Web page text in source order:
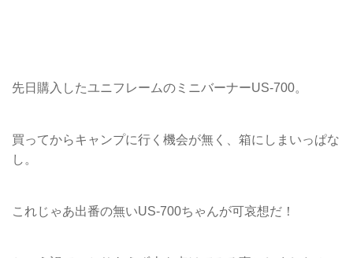
先日購入したユニフレームのミニバーナーUS-700。
買ってからキャンプに行く機会が無く、箱にしまいっぱな
し 。
これじゃあ出番の無いUS-700ちゃんが可哀想だ！